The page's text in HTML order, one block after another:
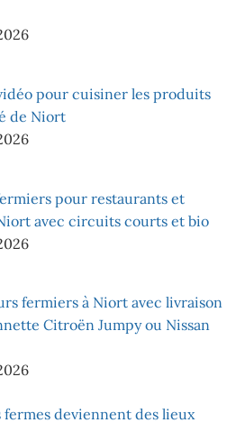
pour cuisiner les produits
de Niort
pour restaurants et
avec circuits courts et bio
fermiers à Niort avec livraison
Citroën Jumpy ou Nissan
fermes deviennent des lieux